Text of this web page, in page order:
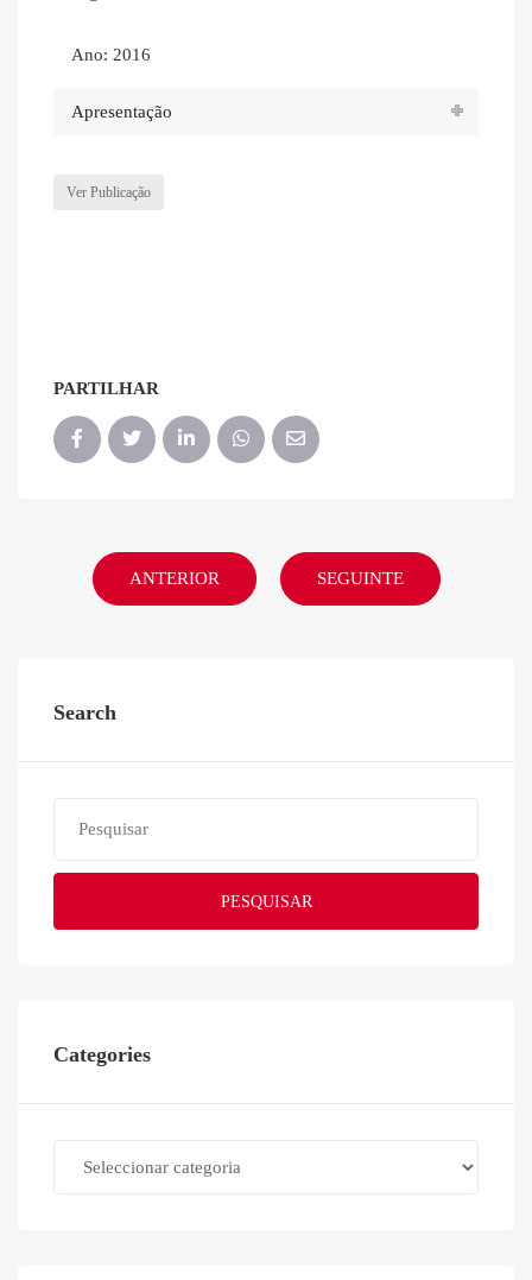
Ano: 2016
Apresentação
Ver Publicação
PARTILHAR
ANTERIOR SEGUINTE
Search
PESQUISAR
Categories